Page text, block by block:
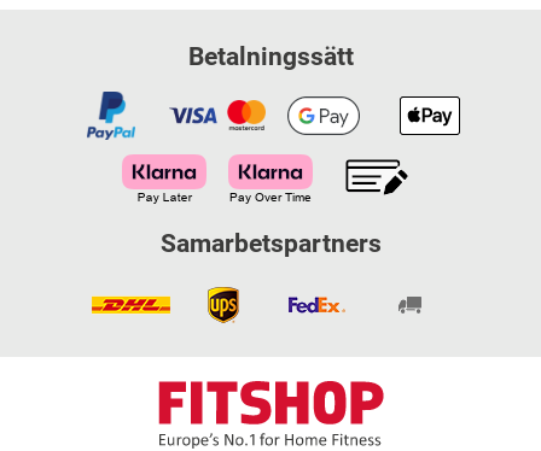
Betalningssätt
Samarbetspartners